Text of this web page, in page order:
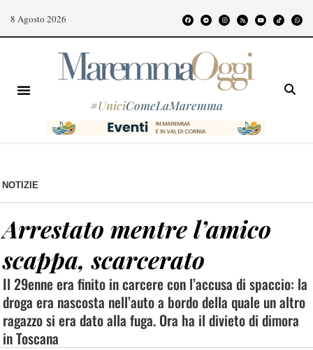
8 Agosto 2026
#UniciComeLaMaremma
NOTIZIE
Arrestato mentre l’amico
scappa, scarcerato
Il 29enne era finito in carcere con l’accusa di spaccio: la
droga era nascosta nell’auto a bordo della quale un altro
ragazzo si era dato alla fuga. Ora ha il divieto di dimora
in Toscana